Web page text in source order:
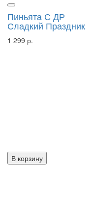
Пиньята С ДР
Сладкий Праздник
1 299 р.
В корзину